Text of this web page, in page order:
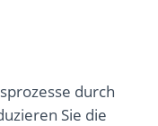
durch
Sie die